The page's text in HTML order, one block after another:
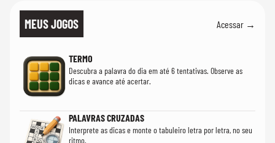
MEUS JOGOS Acessar →
TERMO
Descubra a palavra do dia em até 6 tentativas. Observe as
dicas e avance até acertar.
PALAVRAS CRUZADAS
Interprete as dicas e monte o tabuleiro letra por letra, no seu
ritmo.